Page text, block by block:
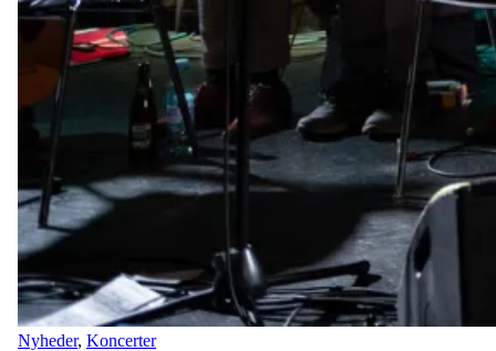
Nyheder, Koncerter